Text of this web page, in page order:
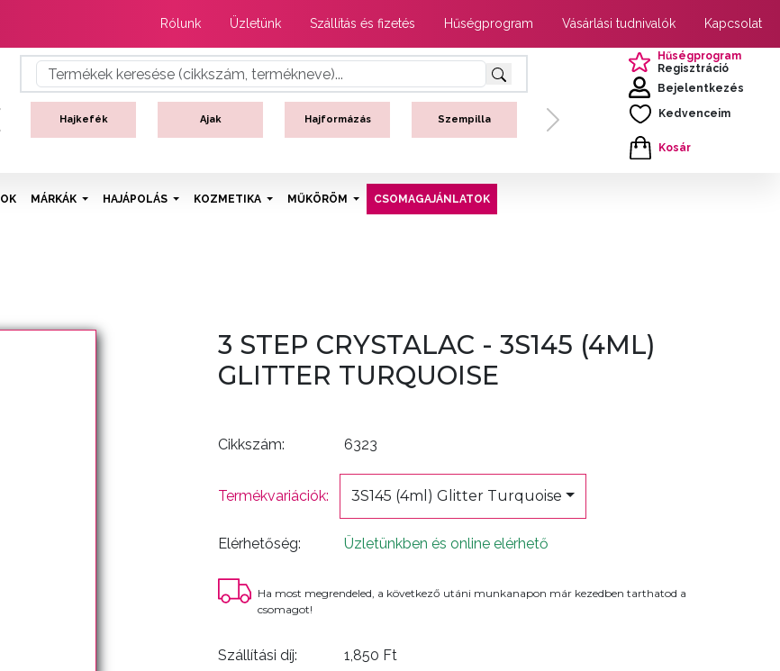
Rólunk Üzletünk Szállítás és fizetés Hűségprogram Vásárlási tudnivalók Kapcsolat
Hajkefék Ajak Hajformázás Szempilla
Next
Hűségprogram
Regisztráció
Bejelentkezés
Kedvenceim
Kosár
MÁRKÁK HAJÁPOLÁS KOZMETIKA MŰKÖRÖM CSOMAGAJÁNLATOK
3 STEP CRYSTALAC - 3S145 (4ML)
GLITTER TURQUOISE
Cikkszám: 6323
Termékvariációk: 3S145 (4ml) Glitter Turquoise
Elérhetőség: Üzletünkben és online elérhető
Ha most megrendeled, a következő utáni munkanapon már kezedben tarthatod a
csomagot!
Szállítási díj: 1,850 Ft